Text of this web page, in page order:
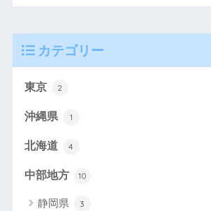
カテゴリー
東京 2
沖縄県 1
北海道 4
中部地方 10
静岡県 3